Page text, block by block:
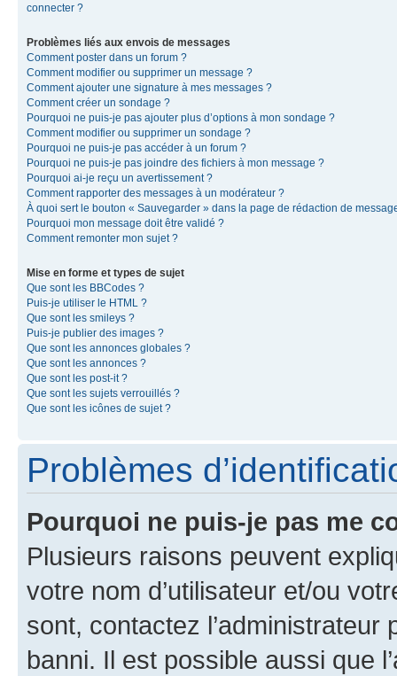
connecter ?
Problèmes liés aux envois de messages
Comment poster dans un forum ?
Comment modifier ou supprimer un message ?
Comment ajouter une signature à mes messages ?
Comment créer un sondage ?
Pourquoi ne puis-je pas ajouter plus d’options à mon sondage ?
Comment modifier ou supprimer un sondage ?
Pourquoi ne puis-je pas accéder à un forum ?
Pourquoi ne puis-je pas joindre des fichiers à mon message ?
Pourquoi ai-je reçu un avertissement ?
Comment rapporter des messages à un modérateur ?
À quoi sert le bouton « Sauvegarder » dans la page de rédaction de
Pourquoi mon message doit être validé ?
Comment remonter mon sujet ?
Mise en forme et types de sujet
Que sont les BBCodes ?
Puis-je utiliser le HTML ?
Que sont les smileys ?
Puis-je publier des images ?
Que sont les annonces globales ?
Que sont les annonces ?
Que sont les post-it ?
Que sont les sujets verrouillés ?
Que sont les icônes de sujet ?
Problèmes
Pourquoi ne puis-je pas me
Plusieurs raisons peuvent
votre nom d’utilisateur et/ou
sont, contactez l’administrateur
banni. Il est possible aussi que